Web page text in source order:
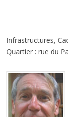
Infrastructures,
Quartier : rue du